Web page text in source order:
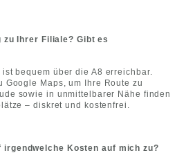
zu Ihrer Filiale? Gibt es
bequem über die A8 erreichbar.
Google Maps, um Ihre Route zu
sowie in unmittelbarer Nähe finden
– diskret und kostenfrei.
irgendwelche Kosten auf mich zu?